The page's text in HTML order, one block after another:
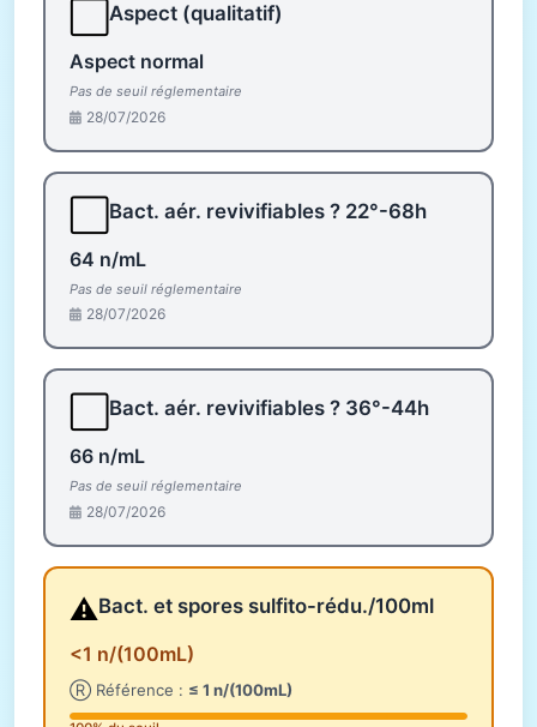
Aspect (qualitatif)
Aspect normal
Pas de seuil réglementaire
28/07/2026
Bact. aér. revivifiables ? 22°-68h
64 n/mL
Pas de seuil réglementaire
28/07/2026
Bact. aér. revivifiables ? 36°-44h
66 n/mL
Pas de seuil réglementaire
28/07/2026
⚠️Bact. et spores sulfito-rédu./100ml
<1 n/(100mL)
Ⓡ Référence : ≤ 1 n/(100mL)